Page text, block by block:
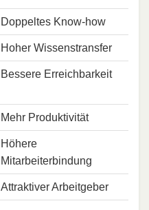
Doppeltes Know-how
Hoher Wissenstransfer
Bessere Erreichbarkeit
Mehr Produktivität
Höhere
Mitarbeiterbindung
Attraktiver Arbeitgeber